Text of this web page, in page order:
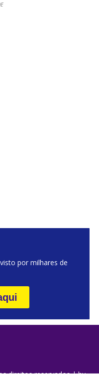
por milhares de
direitos reservados | by